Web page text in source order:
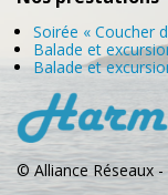
Soirée « Coucher
Balade et
Balade et
© Alliance Réseaux